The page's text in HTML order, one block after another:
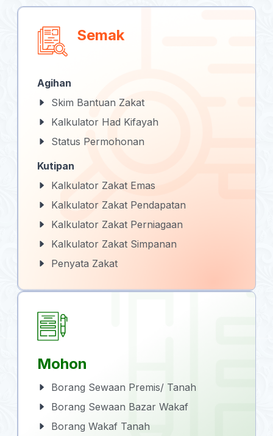
Semak
Agihan
Skim Bantuan Zakat
Kalkulator Had Kifayah
Status Permohonan
Kutipan
Kalkulator Zakat Emas
Kalkulator Zakat Pendapatan
Kalkulator Zakat Perniagaan
Kalkulator Zakat Simpanan
Penyata Zakat
Mohon
Borang Sewaan Premis/ Tanah
Borang Sewaan Bazar Wakaf
Borang Wakaf Tanah